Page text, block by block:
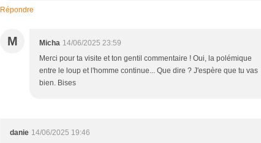
Répondre
M Micha 14/06/2025 23:59
Merci pour ta visite et ton gentil commentaire ! Oui, la polémique
entre le loup et l'homme continue... Que dire ? J'espère que tu vas
bien. Bises
danie 14/06/2025 19:46